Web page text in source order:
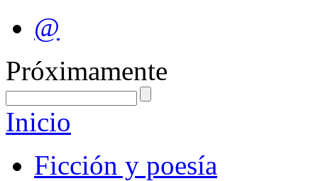
@
Próximamente
Inicio
Ficción y poesía